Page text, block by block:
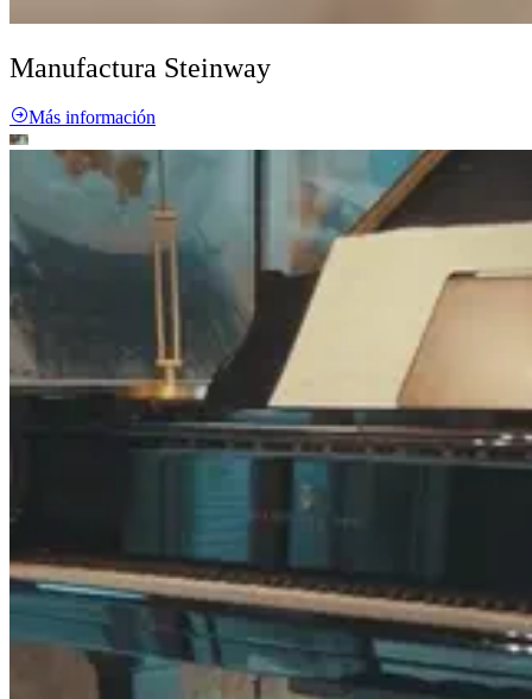
Manufactura Steinway
Más información